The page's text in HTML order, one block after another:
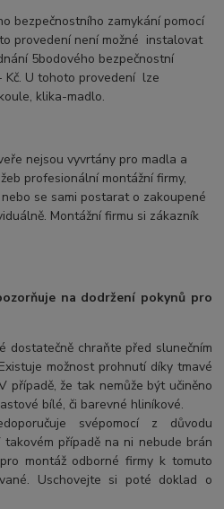
bezpečnostního zamykání pomocí
provedení není možné instalovat
5bodového bezpečnostní
Kč. U tohoto provedení lze
klika-madlo.
nejsou vyvrtány pro madla a
profesionální montážní firmy,
se sami postarat o zakoupené
Montážní firmu si zákazník
na dodržení pokynů pro
dostatečně chraňte před slunečním
možnost prohnutí díky tmavé
případě, že tak nemůže být učiněno
bílé, či barevné hliníkové.
svépomocí z důvodu
případě na ni nebude brán
montáž odborné firmy k tomuto
Uschovejte si poté doklad o